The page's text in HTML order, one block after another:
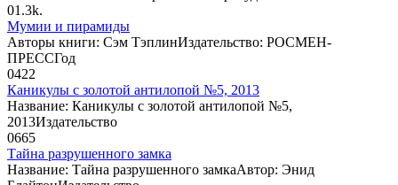
01.3k.
Мумии и пирамиды
Авторы книги: Сэм ТэплинИздательство: РОСМЕН-
ПРЕССГод
0422
Каникулы с золотой антилопой №5, 2013
Название: Каникулы с золотой антилопой №5,
2013Издательство
0665
Тайна разрушенного замка
Название: Тайна разрушенного замкаАвтор: Энид